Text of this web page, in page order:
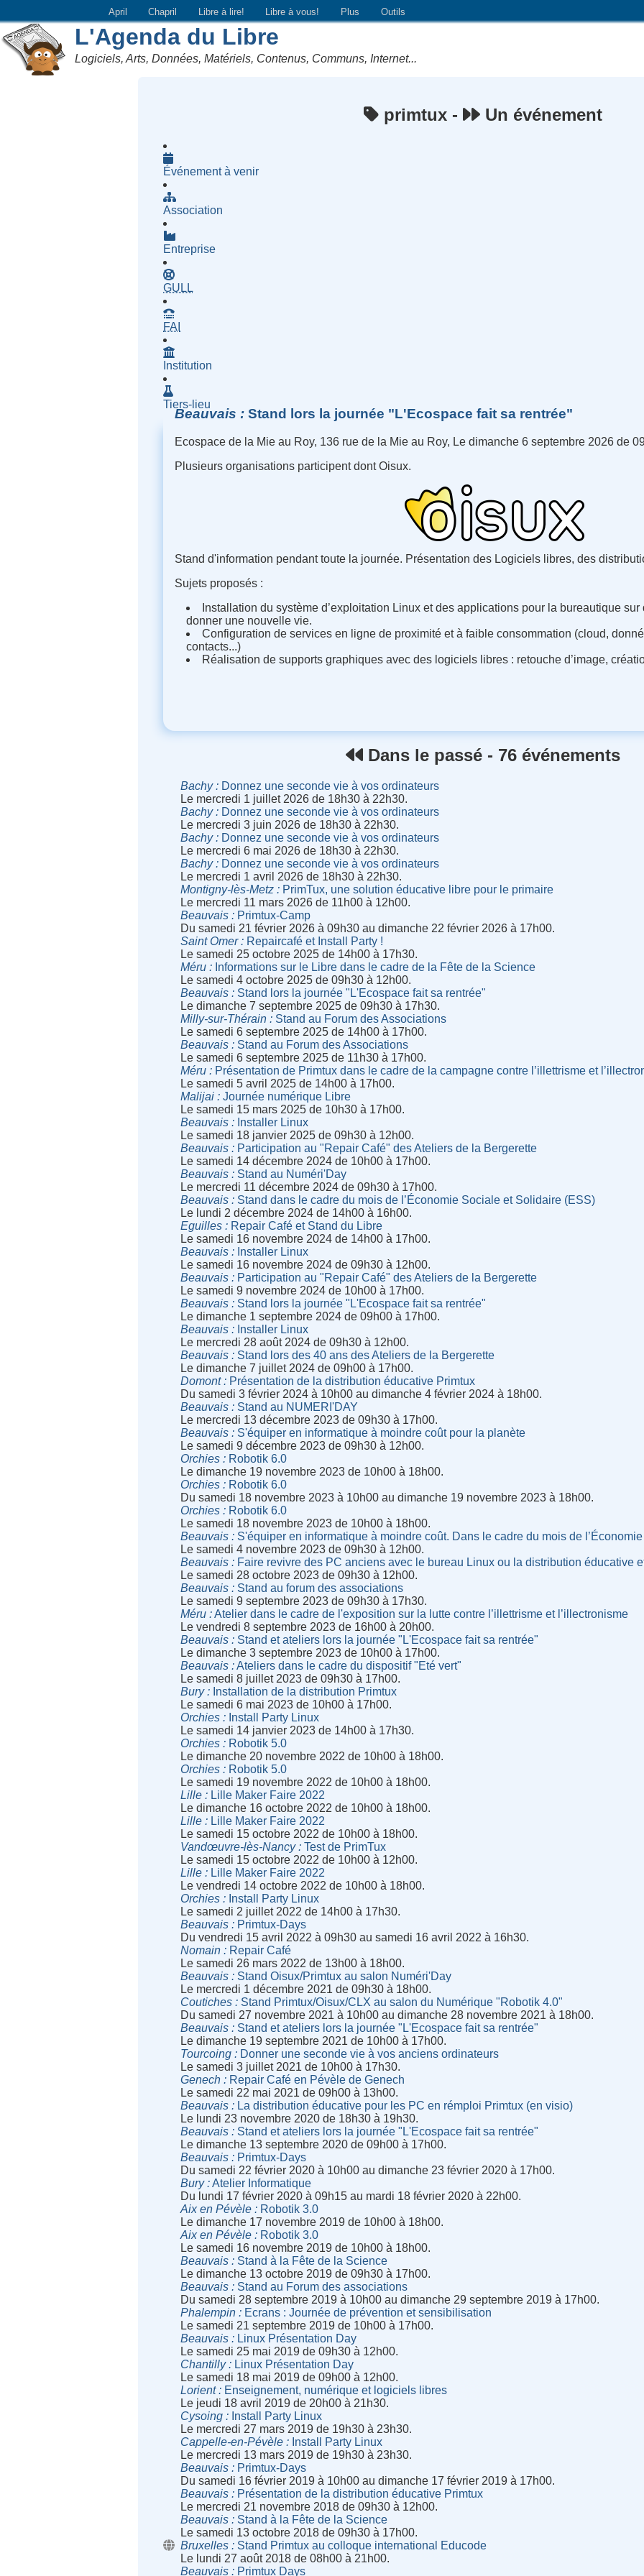
April Chapril Libre à lire! Libre à vous! Plus Outils
L'Agenda du Libre
Logiciels, Arts, Données, Matériels, Contenus, Communs, Internet...
primtux - Un événement
Événement à venir
Association
Entreprise
GULL
FAI
Institution
Tiers-lieu
Beauvais Stand lors la journée "L'Ecospace fait sa rentrée"
Ecospace de la Mie au Roy, 136 rue de la Mie au Roy, Le dimanche 6 septembre 2026 de
Plusieurs organisations participent dont Oisux.
Stand d'information pendant toute la journée. Présentation des Logiciels libres, des
Sujets proposés :
Installation du système d’exploitation Linux et des applications pour la bureautique
donner une nouvelle vie.
Configuration de services en ligne de proximité et à faible consommation (cloud,
contacts...)
Réalisation de supports graphiques avec des logiciels libres : retouche d’image,
Dans le passé - 76 événements
Bachy
Donnez une seconde vie à vos ordinateurs
Le mercredi 1 juillet 2026 de 18h30 à 22h30.
Bachy
Donnez une seconde vie à vos ordinateurs
Le mercredi 3 juin 2026 de 18h30 à 22h30.
Bachy
Donnez une seconde vie à vos ordinateurs
Le mercredi 6 mai 2026 de 18h30 à 22h30.
Bachy
Donnez une seconde vie à vos ordinateurs
Le mercredi 1 avril 2026 de 18h30 à 22h30.
Montigny-lès-Metz
PrimTux, une solution éducative libre pour le primaire
Le mercredi 11 mars 2026 de 11h00 à 12h00.
Beauvais
Primtux-Camp
Du samedi 21 février 2026 à 09h30 au dimanche 22 février 2026 à 17h00.
Saint Omer
Repaircafé et Install Party !
Le samedi 25 octobre 2025 de 14h00 à 17h30.
Méru
Informations sur le Libre dans le cadre de la Fête de la Science
Le samedi 4 octobre 2025 de 09h30 à 12h00.
Beauvais
Stand lors la journée "L'Ecospace fait sa rentrée"
Le dimanche 7 septembre 2025 de 09h30 à 17h30.
Milly-sur-Thérain
Stand au Forum des Associations
Le samedi 6 septembre 2025 de 14h00 à 17h00.
Beauvais
Stand au Forum des Associations
Le samedi 6 septembre 2025 de 11h30 à 17h00.
Méru
Présentation de Primtux dans le cadre de la campagne contre l’illettrisme et
Le samedi 5 avril 2025 de 14h00 à 17h00.
Malijai
Journée numérique Libre
Le samedi 15 mars 2025 de 10h30 à 17h00.
Beauvais
Installer Linux
Le samedi 18 janvier 2025 de 09h30 à 12h00.
Beauvais
Participation au "Repair Café" des Ateliers de la Bergerette
Le samedi 14 décembre 2024 de 10h00 à 17h00.
Beauvais
Stand au Numéri'Day
Le mercredi 11 décembre 2024 de 09h30 à 17h00.
Beauvais
Stand dans le cadre du mois de l’Économie Sociale et Solidaire (ESS)
Le lundi 2 décembre 2024 de 14h00 à 16h00.
Eguilles
Repair Café et Stand du Libre
Le samedi 16 novembre 2024 de 14h00 à 17h00.
Beauvais
Installer Linux
Le samedi 16 novembre 2024 de 09h30 à 12h00.
Beauvais
Participation au "Repair Café" des Ateliers de la Bergerette
Le samedi 9 novembre 2024 de 10h00 à 17h00.
Beauvais
Stand lors la journée "L'Ecospace fait sa rentrée"
Le dimanche 1 septembre 2024 de 09h00 à 17h00.
Beauvais
Installer Linux
Le mercredi 28 août 2024 de 09h30 à 12h00.
Beauvais
Stand lors des 40 ans des Ateliers de la Bergerette
Le dimanche 7 juillet 2024 de 09h00 à 17h00.
Domont
Présentation de la distribution éducative Primtux
Du samedi 3 février 2024 à 10h00 au dimanche 4 février 2024 à 18h00.
Beauvais
Stand au NUMERI'DAY
Le mercredi 13 décembre 2023 de 09h30 à 17h00.
Beauvais
S'équiper en informatique à moindre coût pour la planète
Le samedi 9 décembre 2023 de 09h30 à 12h00.
Orchies
Robotik 6.0
Le dimanche 19 novembre 2023 de 10h00 à 18h00.
Orchies
Robotik 6.0
Du samedi 18 novembre 2023 à 10h00 au dimanche 19 novembre 2023 à 18h00.
Orchies
Robotik 6.0
Le samedi 18 novembre 2023 de 10h00 à 18h00.
Beauvais
S'équiper en informatique à moindre coût. Dans le cadre du mois de
Le samedi 4 novembre 2023 de 09h30 à 12h00.
Beauvais
Faire revivre des PC anciens avec le bureau Linux ou la distribution éducative
Le samedi 28 octobre 2023 de 09h30 à 12h00.
Beauvais
Stand au forum des associations
Le samedi 9 septembre 2023 de 09h30 à 17h30.
Méru
Atelier dans le cadre de l'exposition sur la lutte contre l’illettrisme et l’illectronisme
Le vendredi 8 septembre 2023 de 16h00 à 20h00.
Beauvais
Stand et ateliers lors la journée "L'Ecospace fait sa rentrée"
Le dimanche 3 septembre 2023 de 10h00 à 17h00.
Beauvais
Ateliers dans le cadre du dispositif "Eté vert"
Le samedi 8 juillet 2023 de 09h30 à 17h00.
Bury
Installation de la distribution Primtux
Le samedi 6 mai 2023 de 10h00 à 17h00.
Orchies
Install Party Linux
Le samedi 14 janvier 2023 de 14h00 à 17h30.
Orchies
Robotik 5.0
Le dimanche 20 novembre 2022 de 10h00 à 18h00.
Orchies
Robotik 5.0
Le samedi 19 novembre 2022 de 10h00 à 18h00.
Lille
Lille Maker Faire 2022
Le dimanche 16 octobre 2022 de 10h00 à 18h00.
Lille
Lille Maker Faire 2022
Le samedi 15 octobre 2022 de 10h00 à 18h00.
Vandœuvre-lès-Nancy
Test de PrimTux
Le samedi 15 octobre 2022 de 10h00 à 12h00.
Lille
Lille Maker Faire 2022
Le vendredi 14 octobre 2022 de 10h00 à 18h00.
Orchies
Install Party Linux
Le samedi 2 juillet 2022 de 14h00 à 17h30.
Beauvais
Primtux-Days
Du vendredi 15 avril 2022 à 09h30 au samedi 16 avril 2022 à 16h30.
Nomain
Repair Café
Le samedi 26 mars 2022 de 13h00 à 18h00.
Beauvais
Stand Oisux/Primtux au salon Numéri'Day
Le mercredi 1 décembre 2021 de 09h30 à 18h00.
Coutiches
Stand Primtux/Oisux/CLX au salon du Numérique "Robotik 4.0"
Du samedi 27 novembre 2021 à 10h00 au dimanche 28 novembre 2021 à 18h00.
Beauvais
Stand et ateliers lors la journée "L'Ecospace fait sa rentrée"
Le dimanche 19 septembre 2021 de 10h00 à 17h00.
Tourcoing
Donner une seconde vie à vos anciens ordinateurs
Le samedi 3 juillet 2021 de 10h00 à 17h30.
Genech
Repair Café en Pévèle de Genech
Le samedi 22 mai 2021 de 09h00 à 13h00.
Beauvais
La distribution éducative pour les PC en rémploi Primtux (en visio)
Le lundi 23 novembre 2020 de 18h30 à 19h30.
Beauvais
Stand et ateliers lors la journée "L'Ecospace fait sa rentrée"
Le dimanche 13 septembre 2020 de 09h00 à 17h00.
Beauvais
Primtux-Days
Du samedi 22 février 2020 à 10h00 au dimanche 23 février 2020 à 17h00.
Bury
Atelier Informatique
Du lundi 17 février 2020 à 09h15 au mardi 18 février 2020 à 22h00.
Aix en Pévèle
Robotik 3.0
Le dimanche 17 novembre 2019 de 10h00 à 18h00.
Aix en Pévèle
Robotik 3.0
Le samedi 16 novembre 2019 de 10h00 à 18h00.
Beauvais
Stand à la Fête de la Science
Le dimanche 13 octobre 2019 de 09h30 à 17h00.
Beauvais
Stand au Forum des associations
Du samedi 28 septembre 2019 à 10h00 au dimanche 29 septembre 2019 à 17h00.
Phalempin
Ecrans : Journée de prévention et sensibilisation
Le samedi 21 septembre 2019 de 10h00 à 17h00.
Beauvais
Linux Présentation Day
Le samedi 25 mai 2019 de 09h30 à 12h00.
Chantilly
Linux Présentation Day
Le samedi 18 mai 2019 de 09h00 à 12h00.
Lorient
Enseignement, numérique et logiciels libres
Le jeudi 18 avril 2019 de 20h00 à 21h30.
Cysoing
Install Party Linux
Le mercredi 27 mars 2019 de 19h30 à 23h30.
Cappelle-en-Pévèle
Install Party Linux
Le mercredi 13 mars 2019 de 19h30 à 23h30.
Beauvais
Primtux-Days
Du samedi 16 février 2019 à 10h00 au dimanche 17 février 2019 à 17h00.
Beauvais
Présentation de la distribution éducative Primtux
Le mercredi 21 novembre 2018 de 09h30 à 12h00.
Beauvais
Stand à la Fête de la Science
Le samedi 13 octobre 2018 de 09h30 à 17h00.
Bruxelles
Stand Primtux au colloque international Educode
Le lundi 27 août 2018 de 08h00 à 21h00.
Beauvais
Primtux Days